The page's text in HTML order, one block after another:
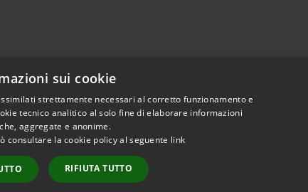
Copyright © 2026 • Comune di Carloforte • Powered by
sui cookie
strettamente necessari al corretto funzionamento e
tecnico analitico al solo fine di elaborare informazioni
aggregate e anonime.
consultare la cookie policy al seguente link
RIFIUTA TUTTO